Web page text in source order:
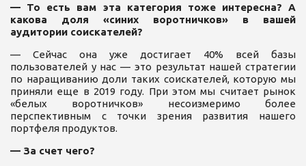
— То есть вам эта категория тоже интересна? А
какова доля «синих воротничков» в вашей
аудитории соискателей?
— Сейчас она уже достигает 40% всей базы
пользователей у нас — это результат нашей стратегии
по наращиванию доли таких соискателей, которую мы
приняли еще в 2019 году. При этом мы считает рынок
«белых воротничков» несоизмеримо более
перспективным с точки зрения развития нашего
портфеля продуктов.
— За счет чего?